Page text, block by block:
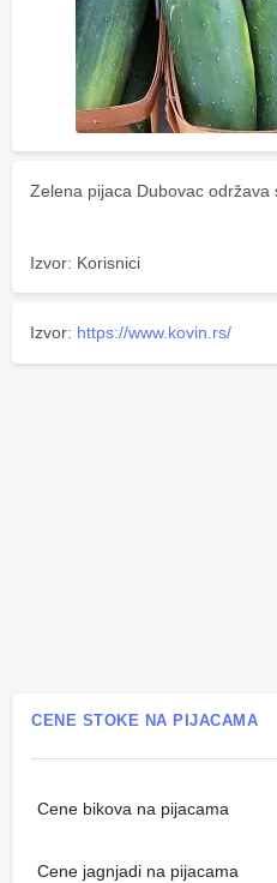
Zelena pijaca Dubovac održava
Izvor: Korisnici
Izvor: https://www.kovin.rs/
CENE STOKE NA PIJACAMA
Cene bikova na pijacama
Cene jagnjadi na pijacama